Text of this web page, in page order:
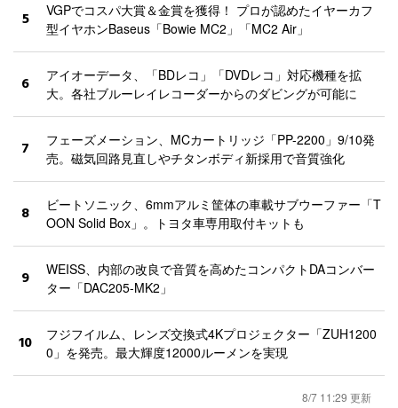
5
VGPでコスパ大賞＆金賞を獲得！ プロが認めたイヤーカフ
型イヤホンBaseus「Bowie MC2」「MC2 Air」
6
アイオーデータ、「BDレコ」「DVDレコ」対応機種を拡
大。各社ブルーレイレコーダーからのダビングが可能に
7
フェーズメーション、MCカートリッジ「PP-2200」9/10発
売。磁気回路見直しやチタンボディ新採用で音質強化
8
ビートソニック、6mmアルミ筐体の車載サブウーファー「T
OON Solid Box」。トヨタ車専用取付キットも
9
WEISS、内部の改良で音質を高めたコンパクトDAコンバー
ター「DAC205-MK2」
10
フジフイルム、レンズ交換式4Kプロジェクター「ZUH1200
0」を発売。最大輝度12000ルーメンを実現
8/7 11:29 更新